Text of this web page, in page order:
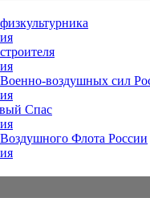
воздушных сил
Спас
Флота России